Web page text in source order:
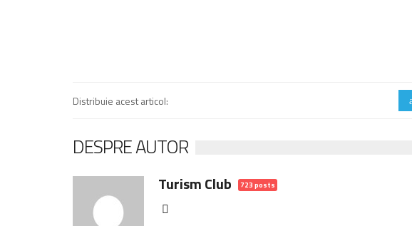
Distribuie acest articol:
DESPRE AUTOR
Turism Club 723 posts